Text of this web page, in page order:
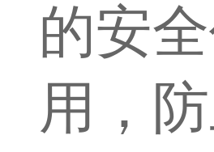
的安
用，